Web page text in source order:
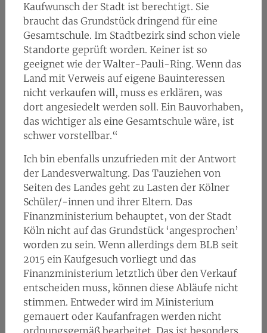
Kaufwunsch der Stadt ist berechtigt. Sie
braucht das Grundstück dringend für eine
Gesamtschule. Im Stadtbezirk sind schon viele
Standorte geprüft worden. Keiner ist so
geeignet wie der Walter-Pauli-Ring. Wenn das
Land mit Verweis auf eigene Bauinteressen
nicht verkaufen will, muss es erklären, was
dort angesiedelt werden soll. Ein Bauvorhaben,
das wichtiger als eine Gesamtschule wäre, ist
schwer vorstellbar.“
Ich bin ebenfalls unzufrieden mit der Antwort
der Landesverwaltung. Das Tauziehen von
Seiten des Landes geht zu Lasten der Kölner
Schüler/-innen und ihrer Eltern. Das
Finanzministerium behauptet, von der Stadt
Köln nicht auf das Grundstück ‘angesprochen’
worden zu sein. Wenn allerdings dem BLB seit
2015 ein Kaufgesuch vorliegt und das
Finanzministerium letztlich über den Verkauf
entscheiden muss, können diese Abläufe nicht
stimmen. Entweder wird im Ministerium
gemauert oder Kaufanfragen werden nicht